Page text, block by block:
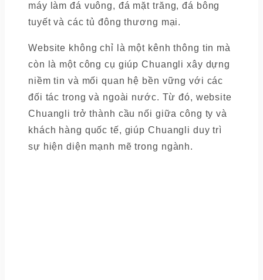
máy làm đá vuông, đá mặt trăng, đá bông
tuyết và các tủ đông thương mại.
Website không chỉ là một kênh thông tin mà
còn là một công cụ giúp Chuangli xây dựng
niềm tin và mối quan hệ bền vững với các
đối tác trong và ngoài nước. Từ đó, website
Chuangli trở thành cầu nối giữa công ty và
khách hàng quốc tế, giúp Chuangli duy trì
sự hiện diện mạnh mẽ trong ngành.